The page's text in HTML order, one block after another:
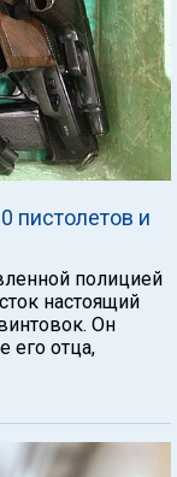
пистолетов и
полицией
настоящий
Он
его отца,